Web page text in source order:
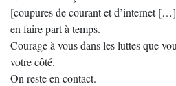
[coupures de courant et d’internet
en faire part à temps.
Courage à vous dans les luttes que
votre côté.
On reste en contact.